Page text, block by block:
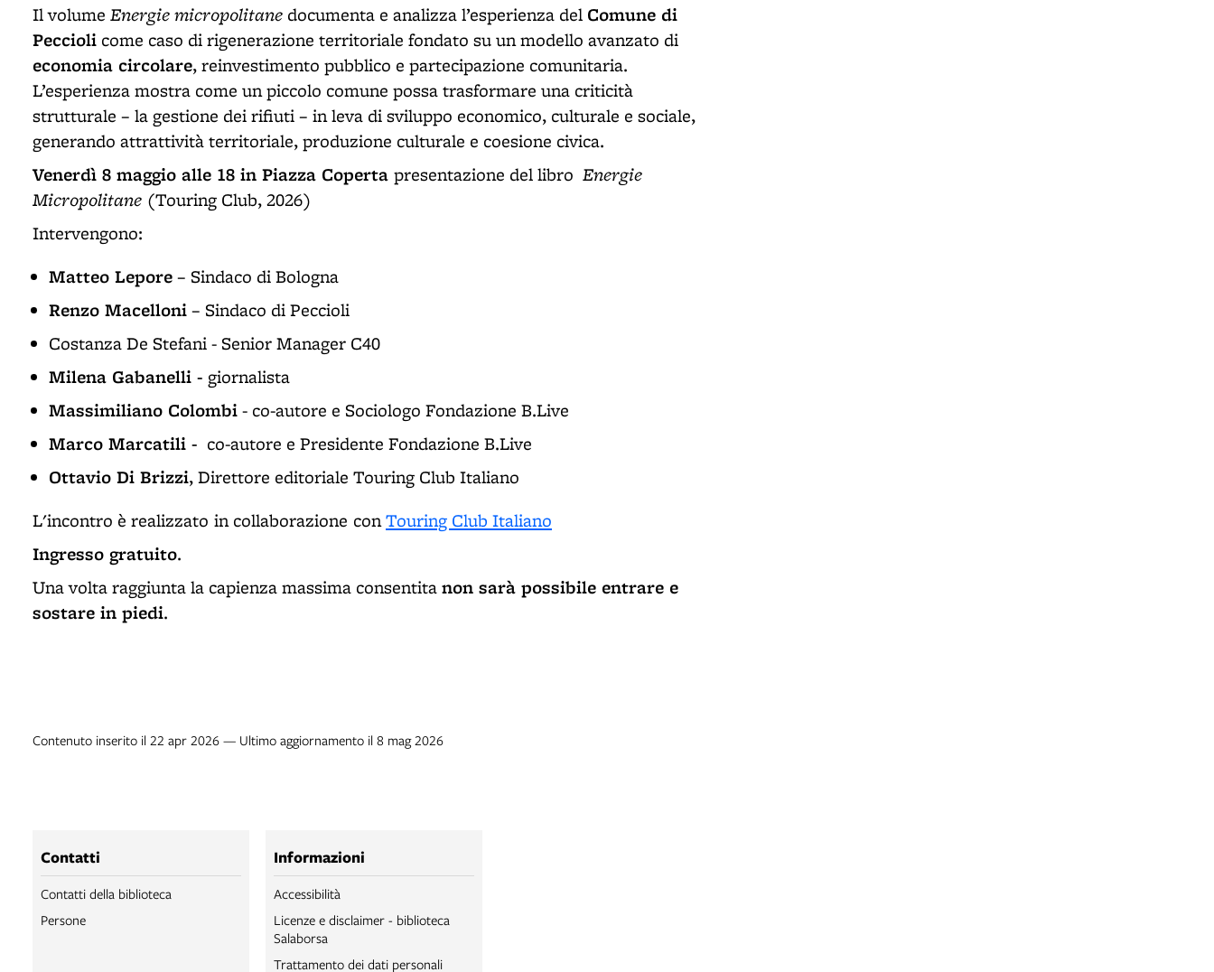
Il volume Energie micropolitane documenta e analizza l’esperienza del Comune di
Peccioli come caso di rigenerazione territoriale fondato su un modello avanzato di
economia circolare, reinvestimento pubblico e partecipazione comunitaria.
L’esperienza mostra come un piccolo comune possa trasformare una criticità
strutturale – la gestione dei rifiuti – in leva di sviluppo economico, culturale e sociale,
generando attrattività territoriale, produzione culturale e coesione civica.
Venerdì 8 maggio alle 18 in Piazza Coperta presentazione del libro Energie
Micropolitane (Touring Club, 2026)
Intervengono:
Matteo Lepore– Sindaco di Bologna
Renzo Macelloni– Sindaco di Peccioli
Costanza De Stefani - Senior Manager C40
Milena Gabanelli - giornalista
Massimiliano Colombi- co-autore e Sociologo Fondazione B.Live
Marco Marcatili - co-autore e Presidente Fondazione B.Live
Ottavio Di Brizzi, Direttore editoriale Touring Club Italiano
L'incontro è realizzato in collaborazione conTouring Club Italiano
Ingresso gratuito.
Una volta raggiunta la capienza massima consentitanon sarà possibile entrare e
sostare in piedi.
Contenuto inserito il 22 apr 2026 — Ultimo aggiornamento il 8 mag 2026
Contatti
Contatti della biblioteca
Persone
Informazioni
Accessibilità
Licenze e disclaimer - biblioteca
Salaborsa
Trattamento dei dati personali